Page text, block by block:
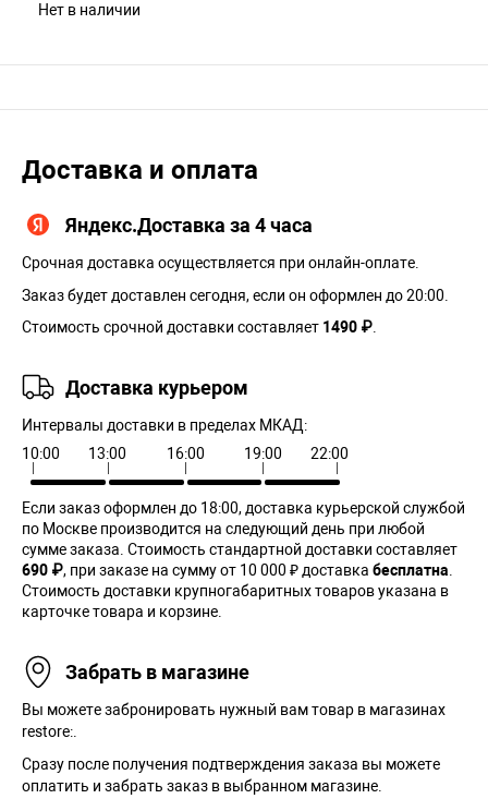
Нет в наличии
Доставка и оплата
Яндекс.Доставка за 4 часа
Срочная доставка осуществляется при онлайн-оплате.
Заказ будет доставлен сегодня, если он оформлен до 20:00.
Стоимость срочной доставки составляет 1490 ₽
Доставка курьером
Интервалы доставки в пределах МКАД:
10:00
13:00 16:00 19:00 22:00
Если заказ оформлен до 18:00, доставка курьерской службой
по Москве производится на следующий день при любой
сумме заказа. Cтоимость стандартной доставки составляет
690 ₽, при заказе на сумму от 10 000 ₽ доставка бесплатна
Стоимость доставки крупногабаритных товаров указана в
карточке товара и корзине.
Забрать в магазине
Вы можете забронировать нужный вам товар в магазинах
restore:.
Сразу после получения подтверждения заказа вы можете
оплатить и забрать заказ в выбранном магазине.